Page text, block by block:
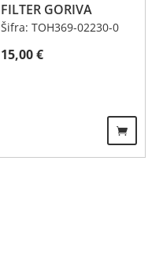
FILTER GORIVA
Šifra: TOH369-02230-0
15,00€